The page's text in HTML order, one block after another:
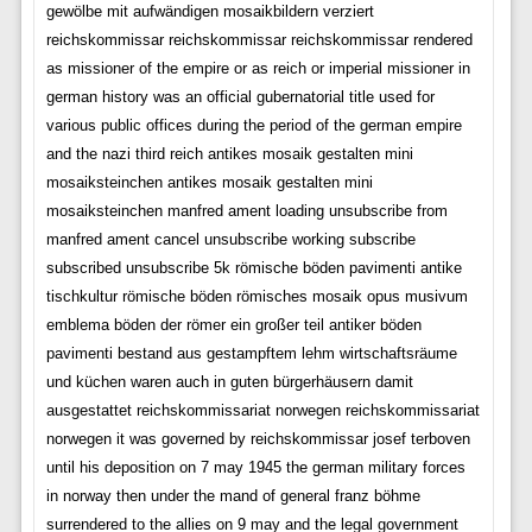
gewölbe mit aufwändigen mosaikbildern verziert
reichskommissar reichskommissar reichskommissar rendered
as missioner of the empire or as reich or imperial missioner in
german history was an official gubernatorial title used for
various public offices during the period of the german empire
and the nazi third reich antikes mosaik gestalten mini
mosaiksteinchen antikes mosaik gestalten mini
mosaiksteinchen manfred ament loading unsubscribe from
manfred ament cancel unsubscribe working subscribe
subscribed unsubscribe 5k römische böden pavimenti antike
tischkultur römische böden römisches mosaik opus musivum
emblema böden der römer ein großer teil antiker böden
pavimenti bestand aus gestampftem lehm wirtschaftsräume
und küchen waren auch in guten bürgerhäusern damit
ausgestattet reichskommissariat norwegen reichskommissariat
norwegen it was governed by reichskommissar josef terboven
until his deposition on 7 may 1945 the german military forces
in norway then under the mand of general franz böhme
surrendered to the allies on 9 may and the legal government